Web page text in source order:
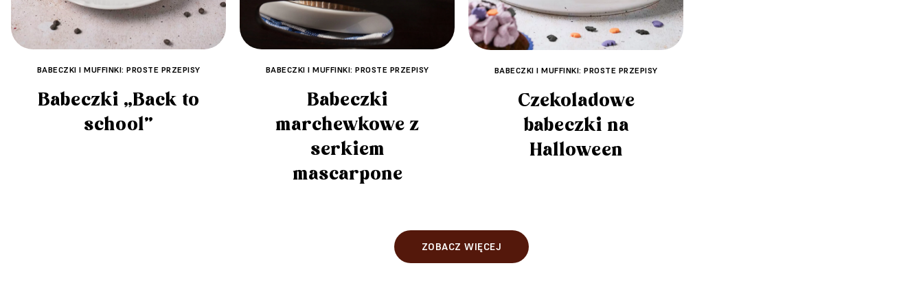
BABECZKI I MUFFINKI: PROSTE PRZEPISY
Babeczki „Back to
school”
BABECZKI I MUFFINKI: PROSTE PRZEPISY
Babeczki
marchewkowe z
serkiem
mascarpone
BABECZKI I MUFFINKI: PROSTE PRZEPISY
Czekoladowe
babeczki na
Halloween
ZOBACZ WIĘCEJ